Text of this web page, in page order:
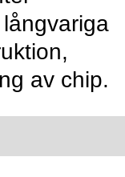
av chip.